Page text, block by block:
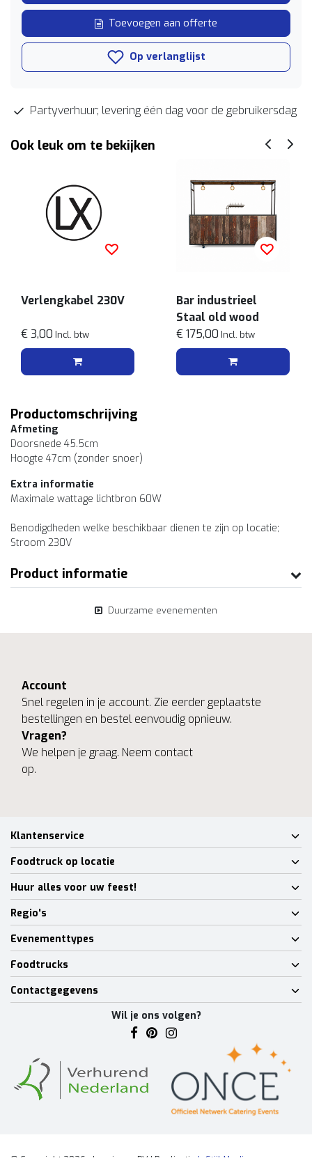
Toevoegen aan offerte
Op verlanglijst
Partyverhuur; levering één dag voor de gebruikersdag
Ook leuk om te bekijken
Verlengkabel 230V
€ 3,00 Incl. btw
Bar industrieel
Staal old wood
€ 175,00 Incl. btw
Productomschrijving
Afmeting
Doorsnede 45.5cm
Hoogte 47cm (zonder snoer)
Extra informatie
Maximale wattage lichtbron 60W
Benodigdheden welke beschikbaar dienen te zijn op locatie;
Stroom 230V
Product informatie
Duurzame evenementen
Account
Snel regelen in je account. Zie eerder geplaatste
bestellingen en bestel eenvoudig opnieuw.
Vragen?
We helpen je graag. Neem contact
op.
Klantenservice
Foodtruck op locatie
Huur alles voor uw feest!
Regio's
Evenementtypes
Foodtrucks
Contactgegevens
Wil je ons volgen?
© Copyright 2026 - Lumineux BV | Realisatie InStijl Media